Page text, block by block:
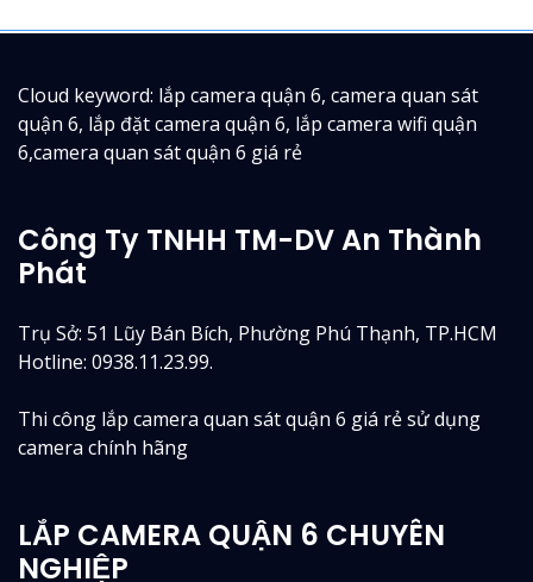
Cloud keyword: lắp camera quận 6, camera quan sát
quận 6, lắp đặt camera quận 6, lắp camera wifi quận
6,camera quan sát quận 6 giá rẻ
Công Ty TNHH TM-DV An Thành
Phát
Trụ Sở: 51 Lũy Bán Bích, Phường Phú Thạnh, TP.HCM
Hotline: 0938.11.23.99.
Thi công lắp camera quan sát quận 6 giá rẻ sử dụng
camera chính hãng
LẮP CAMERA QUẬN 6 CHUYÊN
NGHIỆP